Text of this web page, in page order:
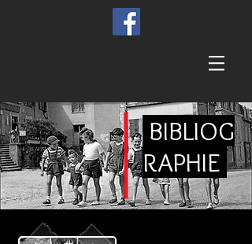
BIBLIOG
RAPHIE